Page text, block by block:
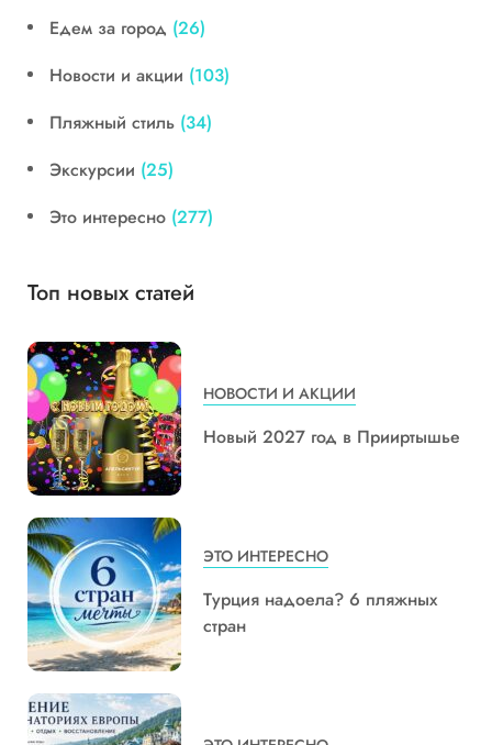
Едем за город (26)
Новости и акции (103)
Пляжный стиль (34)
Экскурсии (25)
Это интересно (277)
Топ новых статей
НОВОСТИ И АКЦИИ
Новый 2027 год в Прииртышье
ЭТО ИНТЕРЕСНО
Турция надоела? 6 пляжных
стран